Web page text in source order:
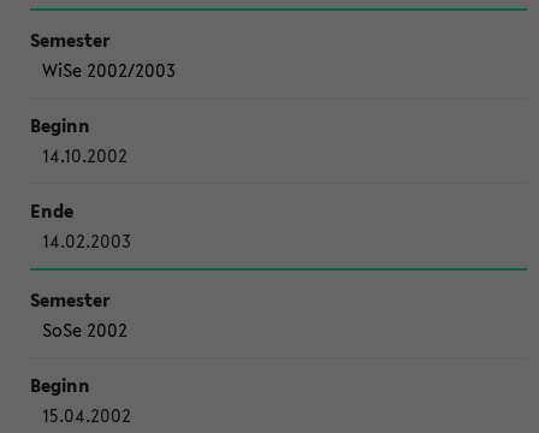
WiSe 2002/2003
14.10.2002
14.02.2003
SoSe 2002
15.04.2002